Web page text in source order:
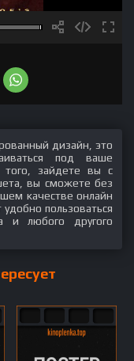
дизайн, это
под ваше
того, зайдете вы с
вы сможете без
качестве онлайн
пользоваться
и любого другого